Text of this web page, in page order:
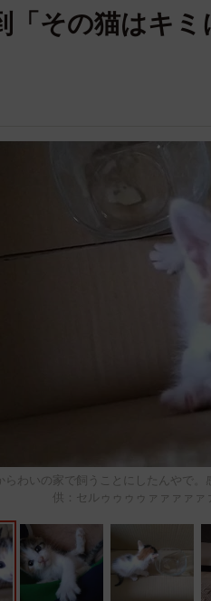
「その猫はキ
らわいの家で飼うことにしたんやで
供：セルゥゥゥゥァァァァァ